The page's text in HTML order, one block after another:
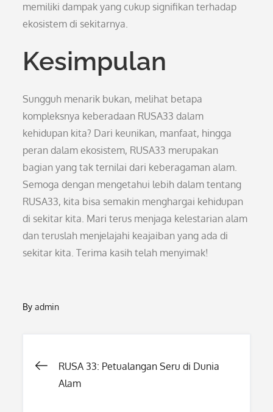
memiliki dampak yang cukup signifikan terhadap
ekosistem di sekitarnya.
Kesimpulan
Sungguh menarik bukan, melihat betapa
kompleksnya keberadaan RUSA33 dalam
kehidupan kita? Dari keunikan, manfaat, hingga
peran dalam ekosistem, RUSA33 merupakan
bagian yang tak ternilai dari keberagaman alam.
Semoga dengan mengetahui lebih dalam tentang
RUSA33, kita bisa semakin menghargai kehidupan
di sekitar kita. Mari terus menjaga kelestarian alam
dan teruslah menjelajahi keajaiban yang ada di
sekitar kita. Terima kasih telah menyimak!
Byadmin
Post
RUSA 33: Petualangan Seru di Dunia
Alam